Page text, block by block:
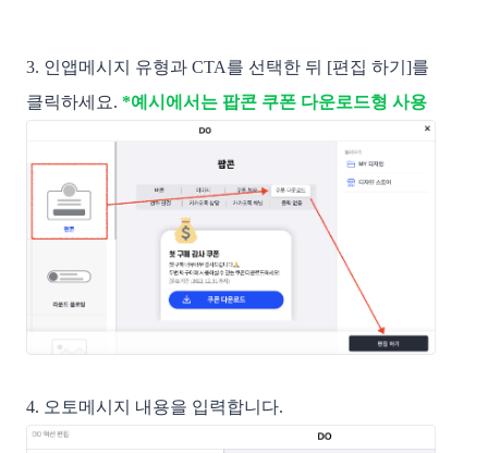
3. 인앱메시지 유형과 CTA를 선택한 뒤 [편집 하기]를
클릭하세요. *예시에서는 팝콘 쿠폰 다운로드형 사용
4. 오토메시지 내용을 입력합니다.